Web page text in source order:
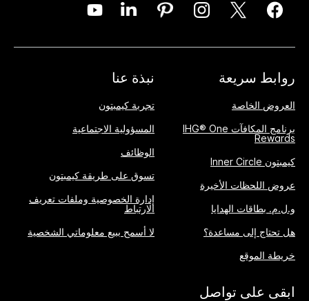
روابط سريعة
العروض الخاصة
برنامج المكافآت IHG® One
Rewards
كيمبتون Inner Circle
عروض اللحظات الأخيرة
و.ل.م. بطاقات الهدايا
هل تحتاج إلى مساعدة؟
خريطة الموقع
نبذة عنا
تجربة كيمبتون
المسؤولية الاجتماعية
الوظائف
تسوق على طريقة كيمبتون
إدارة الخصوصية وملفات تعريف
الارتباط
لا أسمح ببيع معلوماتي الشخصية
ابقى على تواصل